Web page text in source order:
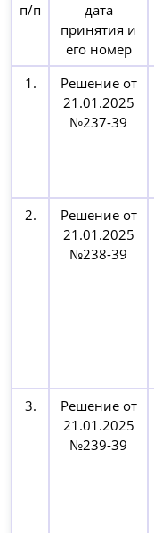
п/п
дата
принятия и
его номер
1.
Решение от
21.01.2025
№237-39
2.
Решение от
21.01.2025
№238-39
3.
Решение от
21.01.2025
№239-39